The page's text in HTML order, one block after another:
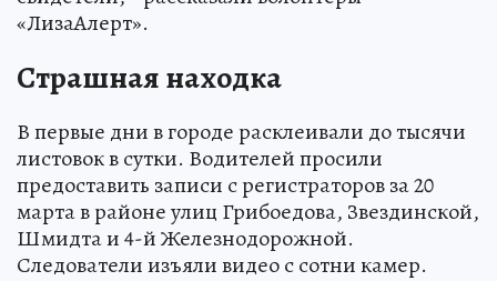
«ЛизаАлерт».
Страшная находка
В первые дни в городе расклеивали до тысячи
листовок в сутки. Водителей просили
предоставить записи с регистраторов за 20
марта в районе улиц Грибоедова, Звездинской,
Шмидта и 4-й Железнодорожной.
Следователи изъяли видео с сотни камер.